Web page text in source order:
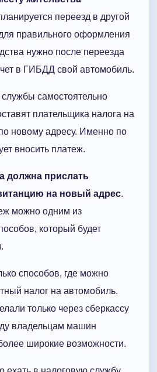
переезд в другой
правильного оформления
нужно после переезда
в ГИБДД свой автомобиль.
самостоятельно
плательщика налога на
новому адресу. Именно по
вносить платеж.
должна прислать
на новый адрес.
можно одним из
который будет
способов, где можно
налог на автомобиль.
только через сберкассу
владельцам машин
широкие возможности.